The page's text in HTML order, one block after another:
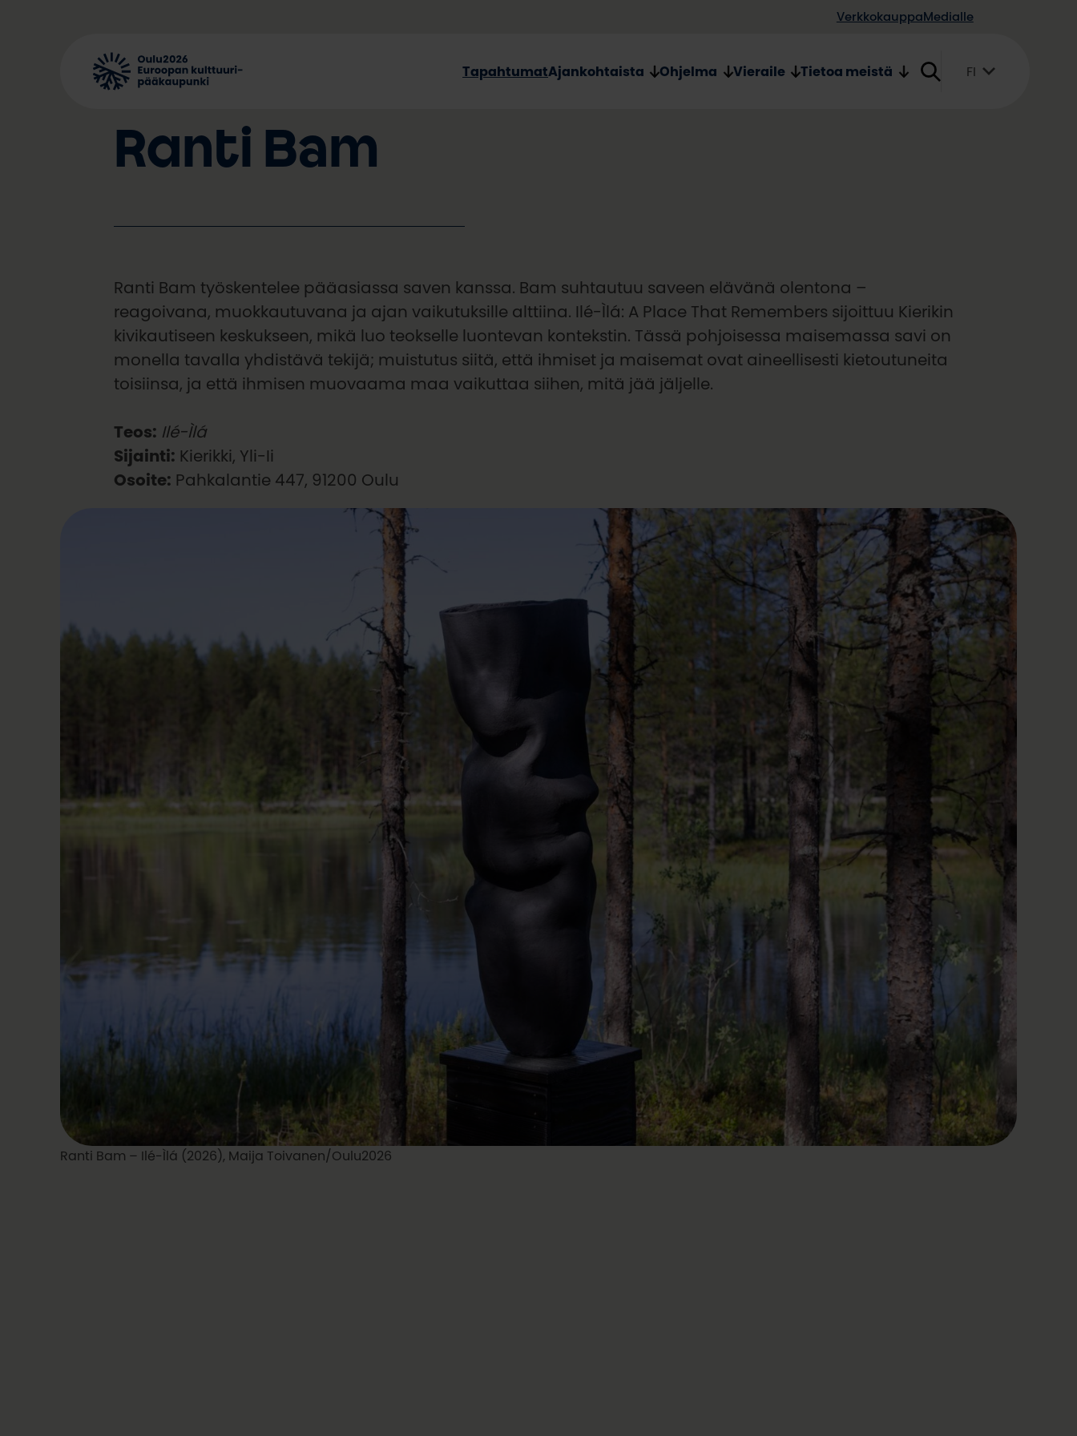
Verkkokauppa Medialle
TapahtumatAjankohtaista Ohjelma Vieraile Tietoa meistä FI
Ranti Bam
Ranti Bam työskentelee pääasiassa saven kanssa. Bam suhtautuu saveen elävänä olentona –
reagoivana, muokkautuvana ja ajan vaikutuksille alttiina. Ilé-Ìlá: A Place That Remembers sijoittuu Kierikin
kivikautiseen keskukseen, mikä luo teokselle luontevan kontekstin. Tässä pohjoisessa maisemassa savi on
monella tavalla yhdistävä tekijä; muistutus siitä, että ihmiset ja maisemat ovat aineellisesti kietoutuneita
toisiinsa, ja että ihmisen muovaama maa vaikuttaa siihen, mitä jää jäljelle.
Teos: Ilé-Ìlá
Sijainti: Kierikki, Yli-Ii
Osoite: Pahkalantie 447, 91200 Oulu
Ranti Bam – Ilé-Ìlá (2026), Maija Toivanen/Oulu2026